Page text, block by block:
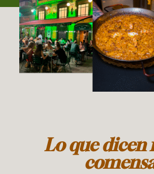
Lo que dicen